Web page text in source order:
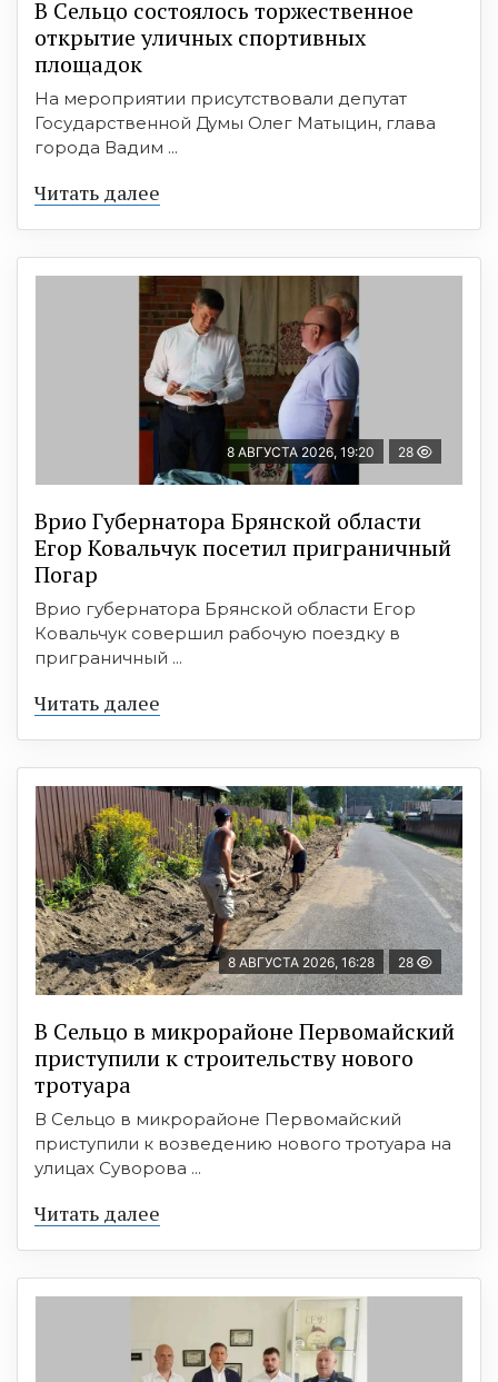
В Сельцо состоялось торжественное
открытие уличных спортивных
площадок
На мероприятии присутствовали депутат
Государственной Думы Олег Матыцин, глава
города Вадим ...
Читать далее
8 АВГУСТА 2026, 19:20 28
Врио Губернатора Брянской области
Егор Ковальчук посетил приграничный
Погар
Врио губернатора Брянской области Егор
Ковальчук совершил рабочую поездку в
приграничный ...
Читать далее
8 АВГУСТА 2026, 16:28 28
В Сельцо в микрорайоне Первомайский
приступили к строительству нового
тротуара
В Сельцо в микрорайоне Первомайский
приступили к возведению нового тротуара на
улицах Суворова ...
Читать далее